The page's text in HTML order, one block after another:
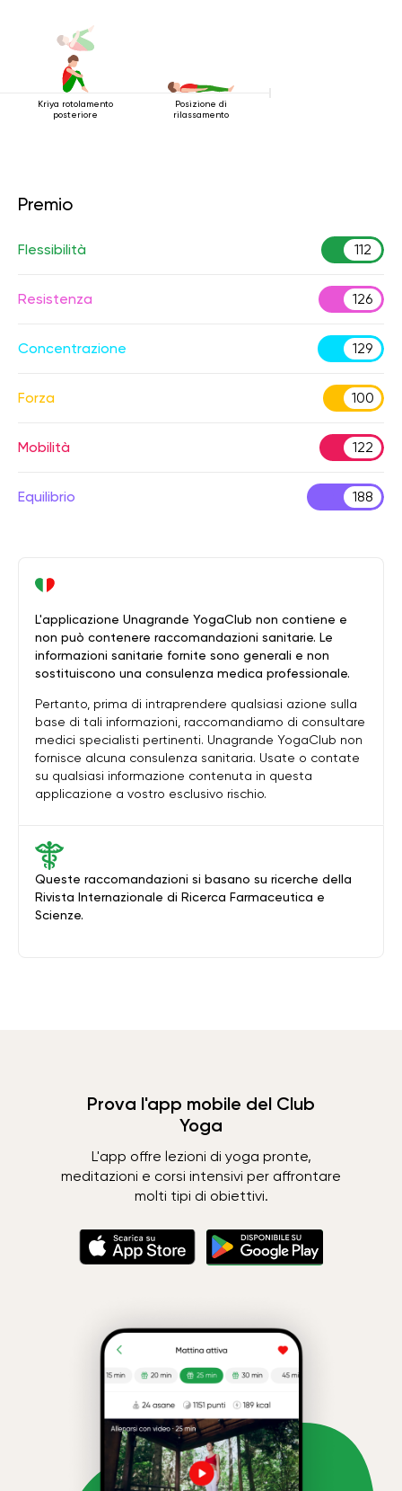
Kriya rotolamento
posteriore
Posizione di
rilassamento
Premio
Flessibilità 112
Resistenza 126
Concentrazione 129
Forza 100
Mobilità 122
Equilibrio 188
Queste raccomandazioni si basano su ricerche della
Rivista Internazionale di Ricerca Farmaceutica e
Scienze.
L'applicazione Unagrande YogaClub non contiene e
non può contenere raccomandazioni sanitarie. Le
informazioni sanitarie fornite sono generali e non
sostituiscono una consulenza medica professionale.
Pertanto, prima di intraprendere qualsiasi azione sulla
base di tali informazioni, raccomandiamo di consultare
medici specialisti pertinenti. Unagrande YogaClub non
fornisce alcuna consulenza sanitaria. Usate o contate
su qualsiasi informazione contenuta in questa
applicazione a vostro esclusivo rischio.
Prova l'app mobile del Club
Yoga
L'app offre lezioni di yoga pronte,
meditazioni e corsi intensivi per affrontare
molti tipi di obiettivi.